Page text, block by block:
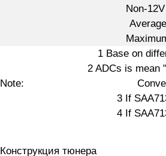
Non-
Note:
1 Base on
2 ADCs is mean
3 If
4 If
Конструкция тюнера